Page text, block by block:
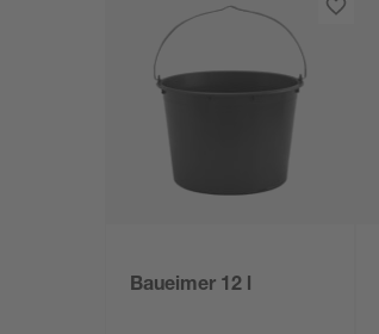
Baueimer 12 l